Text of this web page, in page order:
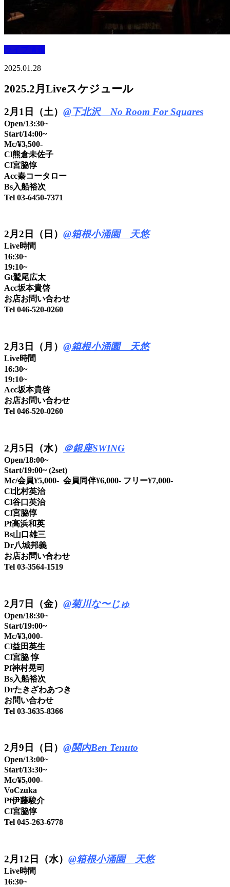
ライブ情報
2025.01.28
2025.2月Liveスケジュール
2月1日（土） @下北沢 No Room For Squares
Open/13:30~
Start/14:00~
Mc/¥3,500-
Cl熊倉未佐子
Cl宮脇惇
Acc秦コータロー
Bs入船裕次
Tel 03-6450-7371
2月2日（日） @箱根小涌園 天悠
Live時間
16:30~
19:10~
Gt鷲尾広太
Acc坂本貴啓
お店お問い合わせ
Tel 046-520-0260
2月3日（月） @箱根小涌園 天悠
Live時間
16:30~
19:10~
Acc坂本貴啓
お店お問い合わせ
Tel 046-520-0260
2月5日（水） ＠銀座SWING
Open/18:00~
Start/19:00~ (2set)
Mc/会員¥5,000- 会員同伴¥6,000- フリー¥7,000-
Cl北村英治
Cl谷口英治
Cl宮脇惇
Pf高浜和英
Bs山口雄三
Dr八城邦義
お店お問い合わせ
Tel 03-3564-1519
2月7日（金） @菊川な〜じゅ
Open/18:30~
Start/19:00~
Mc/¥3,000-
Cl益田英生
Cl宮脇 惇
Pf神村晃司
Bs入船裕次
Drたきざわあつき
お問い合わせ
Tel 03-3635-8366
2月9日（日） @関内Ben Tenuto
Open/13:00~
Start/13:30~
Mc/¥5,000-
VoCzuka
Pf伊藤駿介
Cl宮脇惇
Tel 045-263-6778
2月12日（水） @箱根小涌園 天悠
Live時間
16:30~